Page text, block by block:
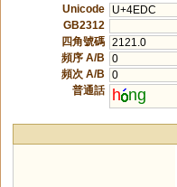
Unicode
U+4EDC
GB2312
四角號碼 2121.0
頻序 A/B
0
頻次 A/B
0
普通話
h ng